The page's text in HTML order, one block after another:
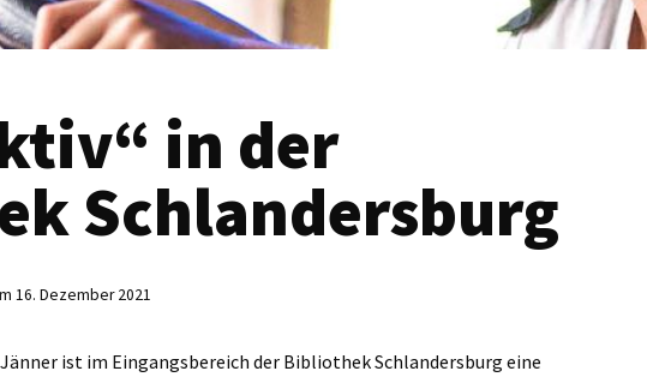
in der
Schlandersburg
16. Dezember 2021
ist im Eingangsbereich der Bibliothek Schlandersburg eine